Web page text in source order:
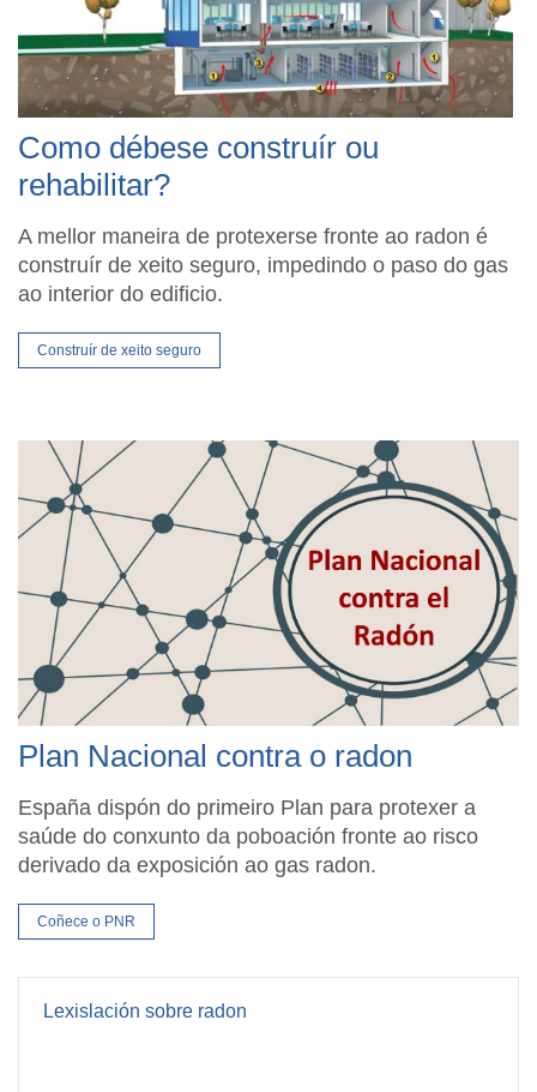
Como débese construír ou
rehabilitar?
A mellor maneira de protexerse fronte ao radon é
construír de xeito seguro, impedindo o paso do gas
ao interior do edificio.
Construír de xeito seguro
Plan Nacional contra o radon
España dispón do primeiro Plan para protexer a
saúde do conxunto da poboación fronte ao risco
derivado da exposición ao gas radon.
Coñece o PNR
Lexislación sobre radon